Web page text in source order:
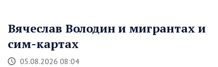
Вячеслав Володин и мигрантах и
сим-картах
05.08.2026 08:04